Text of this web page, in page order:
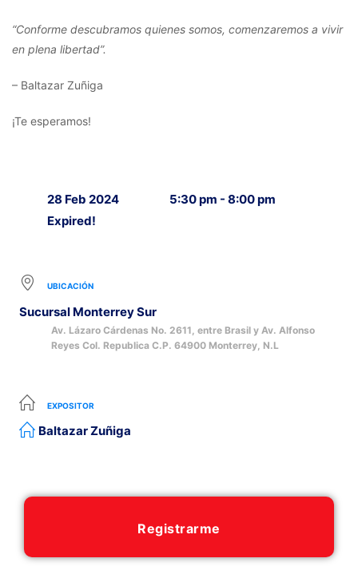
“Conforme descubramos quienes somos, comenzaremos a vivir
en plena libertad”.
– Baltazar Zuñiga
¡Te esperamos!
28 Feb 2024
Expired!
5:30 pm - 8:00 pm
UBICACIÓN
Sucursal Monterrey Sur
Av. Lázaro Cárdenas No. 2611, entre Brasil y Av. Alfonso
Reyes Col. Republica C.P. 64900 Monterrey, N.L
EXPOSITOR
Baltazar Zuñiga
Registrarme